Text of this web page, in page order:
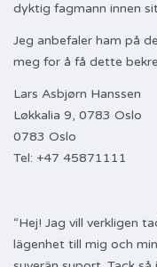
dyktig fagmann innen
Jeg anbefaler ham på
meg for å få dette
Lars Asbjørn Hanssen
Løkkalia 9, 0783 Oslo
0783 Oslo
Tel: +47 45871111
“Hej! Jag vill verkligen
lägenhet till mig och